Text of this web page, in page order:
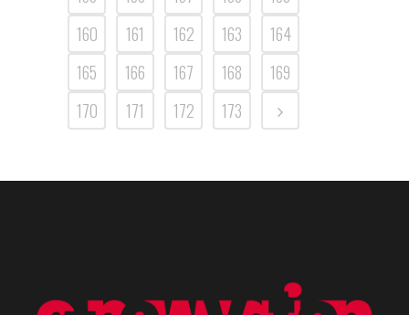
160
161 162 163
164
165
166 167 168
169
170
171 172 173